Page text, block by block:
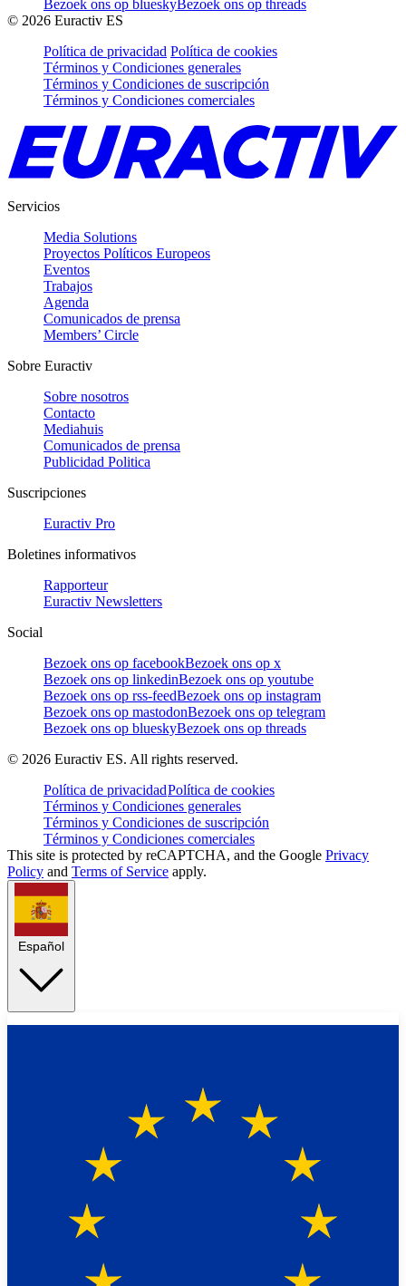
Bezoek ons op blueskyBezoek ons op threads
© 2026 Euractiv ES
Política de privacidad Política de cookies
Términos y Condiciones generales
Términos y Condiciones de suscripción
Términos y Condiciones comerciales
Servicios
Media Solutions
Proyectos Políticos Europeos
Eventos
Trabajos
Agenda
Comunicados de prensa
Members’ Circle
Sobre Euractiv
Sobre nosotros
Contacto
Mediahuis
Comunicados de prensa
Publicidad Politica
Suscripciones
Euractiv Pro
Boletines informativos
Rapporteur
Euractiv Newsletters
Social
Bezoek ons op facebookBezoek ons op x
Bezoek ons op linkedinBezoek ons op youtube
Bezoek ons op rss-feedBezoek ons op instagram
Bezoek ons op mastodonBezoek ons op telegram
Bezoek ons op blueskyBezoek ons op threads
© 2026 Euractiv ES. All rights reserved.
Política de privacidadPolítica de cookies
Términos y Condiciones generales
Términos y Condiciones de suscripción
Términos y Condiciones comerciales
This site is protected by reCAPTCHA, and the Google Privacy
Policy and Terms of Service apply.
Español